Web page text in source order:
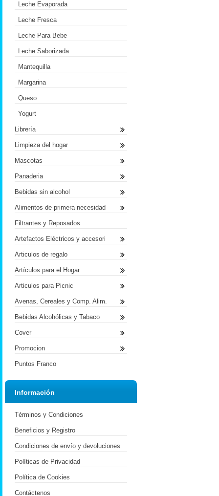
Leche Evaporada
Leche Fresca
Leche Para Bebe
Leche Saborizada
Mantequilla
Margarina
Queso
Yogurt
Librería
Limpieza del hogar
Mascotas
Panaderia
Bebidas sin alcohol
Alimentos de primera necesidad
Filtrantes y Reposados
Artefactos Eléctricos y accesori
Articulos de regalo
Artículos para el Hogar
Articulos para Picnic
Avenas, Cereales y Comp. Alim.
Bebidas Alcohólicas y Tabaco
Cover
Promocion
Puntos Franco
Información
Términos y Condiciones
Beneficios y Registro
Condiciones de envío y devoluciones
Políticas de Privacidad
Política de Cookies
Contáctenos